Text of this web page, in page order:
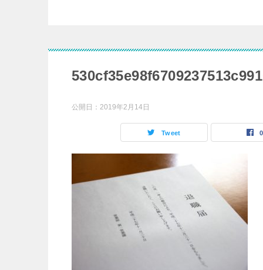
公開日： 2019年2月14日
Tweet 0